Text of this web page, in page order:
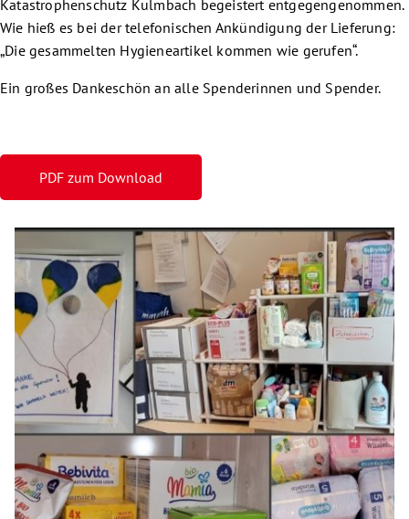
Katastrophenschutz Kulmbach begeistert entgegengenommen.
Wie hieß es bei der telefonischen Ankündigung der Lieferung:
„Die gesammelten Hygieneartikel kommen wie gerufen“.
Ein großes Dankeschön an alle Spenderinnen und Spender.
PDF zum Download